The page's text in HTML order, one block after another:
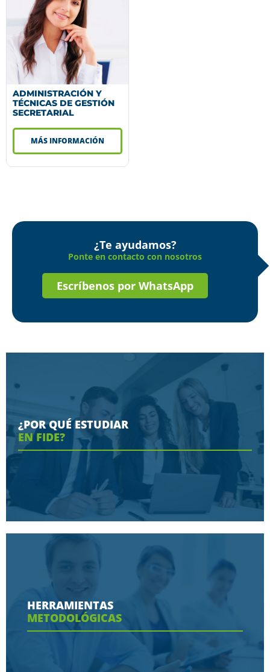
ADMINISTRACIÓN Y
TÉCNICAS DE GESTIÓN
SECRETARIAL
MÁS INFORMACIÓN
¿Te ayudamos?
Ponte en contacto con nosotros
Escríbenos por WhatsApp
¿POR QUÉ ESTUDIAR
EN FIDE?
Conoce aquí las razones porque nos eligen
Ver más
HERRAMIENTAS
METODOLÓGICAS